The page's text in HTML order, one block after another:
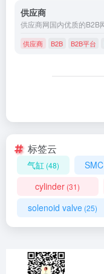
供应商
供应商 B2B B2B平台
标签云
气缸 (48) SMC
cylinder (31)
solenoid valve (25)